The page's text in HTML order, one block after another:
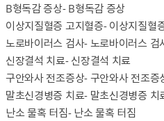
B형독감 증상- B형독감 증상
이상지질혈증 고지혈증- 이상지질혈
노로바이러스 검사- 노로바이러스 검
신장결석 치료- 신장결석 치료
구안와사 전조증상- 구안와사 전조증
말초신경병증 치료- 말초신경병증 치
난소 물혹 터짐- 난소 물혹 터짐